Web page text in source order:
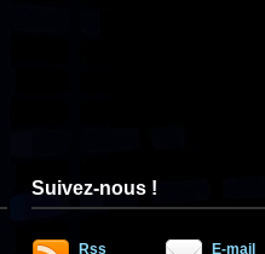
Suivez-nous !
Rss E-mail